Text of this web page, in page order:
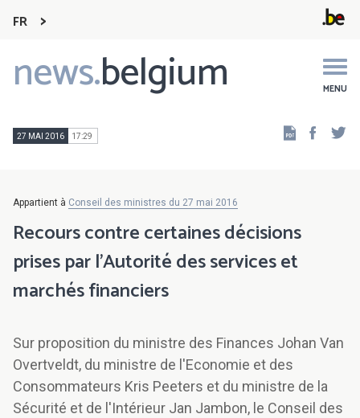
FR
news.belgium MENU
Main
navigation
27 MAI 2016 17:29
Appartient à Conseil des ministres du 27 mai 2016
Recours contre certaines décisions
prises par l'Autorité des services et
marchés financiers
Sur proposition du ministre des Finances Johan Van
Overtveldt, du ministre de l'Economie et des
Consommateurs Kris Peeters et du ministre de la
Sécurité et de l'Intérieur Jan Jambon, le Conseil des